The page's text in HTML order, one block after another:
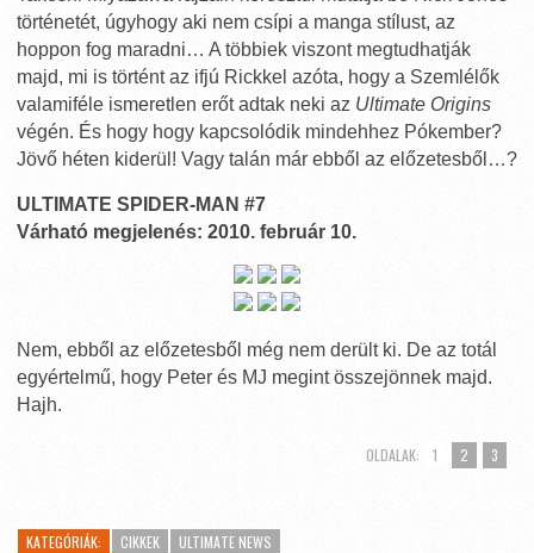
történetét, úgyhogy aki nem csípi a manga stílust, az
hoppon fog maradni… A többiek viszont megtudhatják
majd, mi is történt az ifjú Rickkel azóta, hogy a Szemlélők
valamiféle ismeretlen erőt adtak neki az Ultimate Origins
végén. És hogy hogy kapcsolódik mindehhez Pókember?
Jövő héten kiderül! Vagy talán már ebből az előzetesből…?
ULTIMATE SPIDER-MAN #7
Várható megjelenés: 2010. február 10.
Nem, ebből az előzetesből még nem derült ki. De az totál
egyértelmű, hogy Peter és MJ megint összejönnek majd.
Hajh.
OLDALAK: 1 2 3
KATEGÓRIÁK: CIKKEK ULTIMATE NEWS